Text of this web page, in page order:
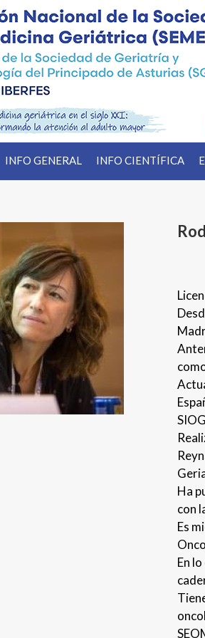
INFO GENERAL INFO CIENTÍFICA
Ha
con
Es
En